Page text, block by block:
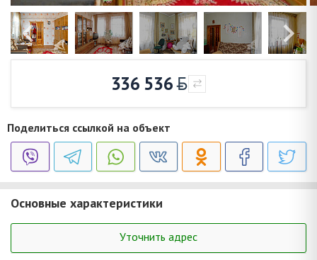
336 536
Поделиться ссылкой на объект
Основные характеристики
Уточнить адрес